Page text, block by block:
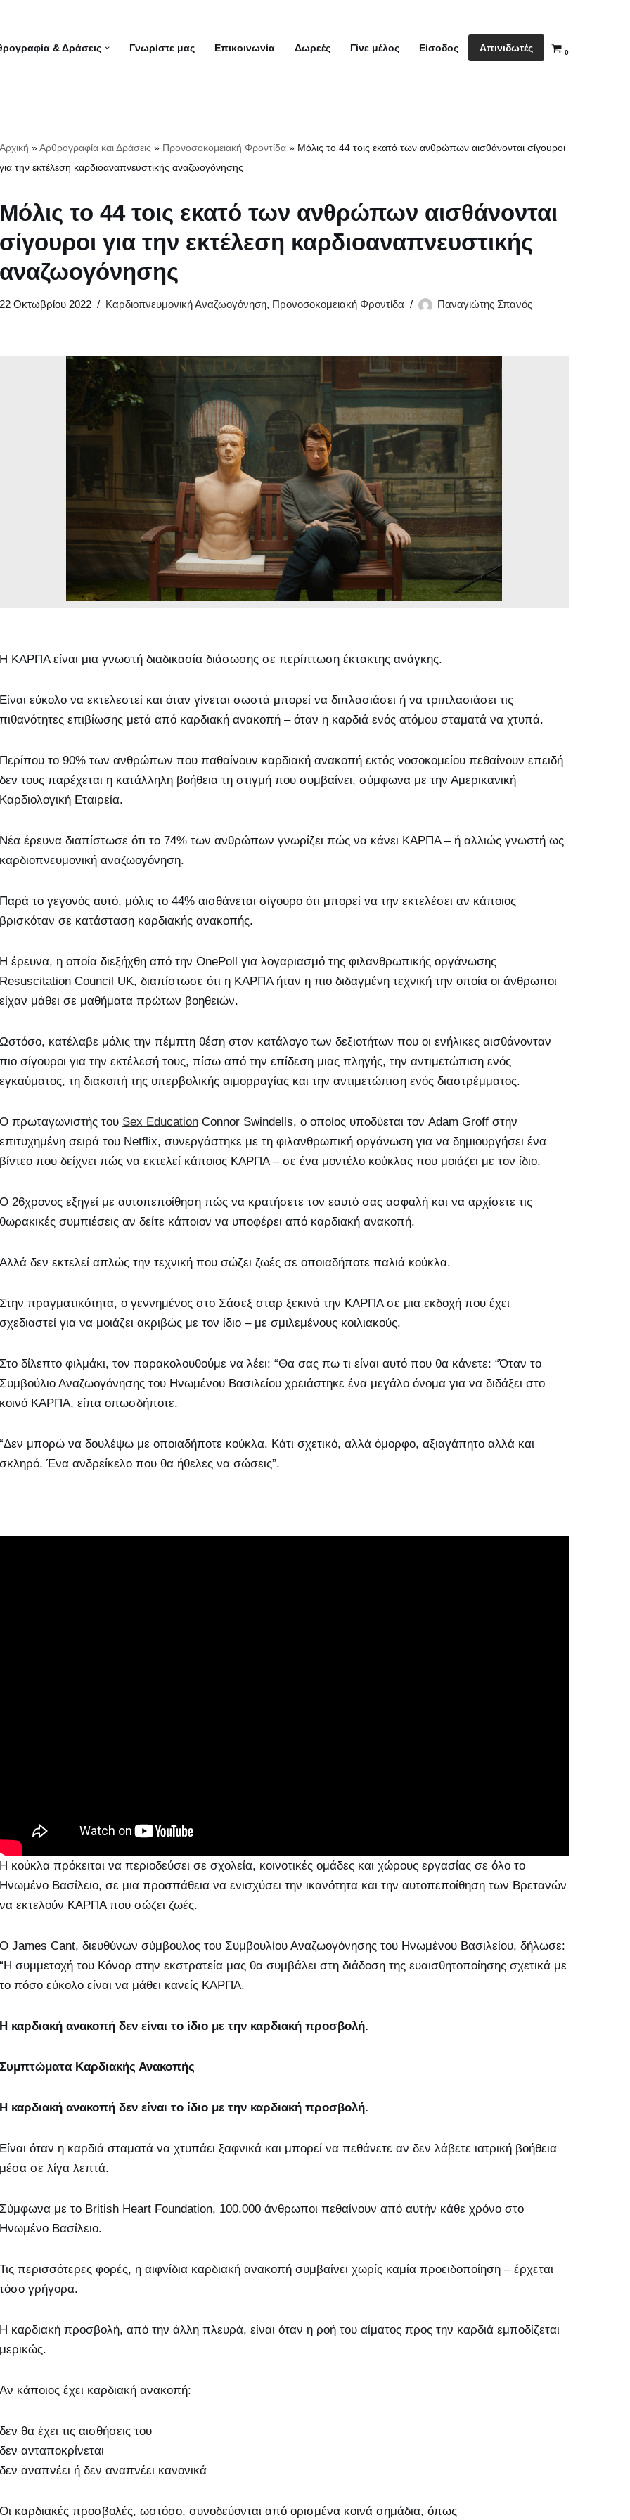
& Δράσεις Γνωρίστε μας Επικοινωνία Δωρεές Γίνε μέλος Είσοδος Απινιδωτές 0
Αρχική »Αρθρογραφία και Δράσεις » Προνοσοκομειακή Φροντίδα » Μόλις το 44 τοις εκατό των ανθρώπων αισθάνονται σίγουροι
για την εκτέλεση καρδιοαναπνευστικής αναζωογόνησης
Μόλις το 44 τοις εκατό των ανθρώπων αισθάνονται
σίγουροι για την εκτέλεση καρδιοαναπνευστικής
αναζωογόνησης
22 Οκτωβρίου 2022 Καρδιοπνευμονική Αναζωογόνηση, Προνοσοκομειακή Φροντίδα Παναγιώτης Σπανός
Η ΚΑΡΠΑ είναι μια γνωστή διαδικασία διάσωσης σε περίπτωση έκτακτης ανάγκης.
Είναι εύκολο να εκτελεστεί και όταν γίνεται σωστά μπορεί να διπλασιάσει ή να τριπλασιάσει τις
πιθανότητες επιβίωσης μετά από καρδιακή ανακοπή – όταν η καρδιά ενός ατόμου σταματά να χτυπά.
Περίπου το 90% των ανθρώπων που παθαίνουν καρδιακή ανακοπή εκτός νοσοκομείου πεθαίνουν επειδή
δεν τους παρέχεται η κατάλληλη βοήθεια τη στιγμή που συμβαίνει, σύμφωνα με την Αμερικανική
Καρδιολογική Εταιρεία.
Νέα έρευνα διαπίστωσε ότι το 74% των ανθρώπων γνωρίζει πώς να κάνει ΚΑΡΠΑ – ή αλλιώς γνωστή ως
καρδιοπνευμονική αναζωογόνηση.
Παρά το γεγονός αυτό, μόλις το 44% αισθάνεται σίγουρο ότι μπορεί να την εκτελέσει αν κάποιος
βρισκόταν σε κατάσταση καρδιακής ανακοπής.
Η έρευνα, η οποία διεξήχθη από την OnePoll για λογαριασμό της φιλανθρωπικής οργάνωσης
Resuscitation Council UK, διαπίστωσε ότι η ΚΑΡΠΑ ήταν η πιο διδαγμένη τεχνική την οποία οι άνθρωποι
είχαν μάθει σε μαθήματα πρώτων βοηθειών.
Ωστόσο, κατέλαβε μόλις την πέμπτη θέση στον κατάλογο των δεξιοτήτων που οι ενήλικες αισθάνονταν
πιο σίγουροι για την εκτέλεσή τους, πίσω από την επίδεση μιας πληγής, την αντιμετώπιση ενός
εγκαύματος, τη διακοπή της υπερβολικής αιμορραγίας και την αντιμετώπιση ενός διαστρέμματος.
Ο πρωταγωνιστής του Sex Education Connor Swindells, ο οποίος υποδύεται τον Adam Groff στην
επιτυχημένη σειρά του Netflix, συνεργάστηκε με τη φιλανθρωπική οργάνωση για να δημιουργήσει ένα
βίντεο που δείχνει πώς να εκτελεί κάποιος ΚΑΡΠΑ – σε ένα μοντέλο κούκλας που μοιάζει με τον ίδιο.
Ο 26χρονος εξηγεί με αυτοπεποίθηση πώς να κρατήσετε τον εαυτό σας ασφαλή και να αρχίσετε τις
θωρακικές συμπιέσεις αν δείτε κάποιον να υποφέρει από καρδιακή ανακοπή.
Αλλά δεν εκτελεί απλώς την τεχνική που σώζει ζωές σε οποιαδήποτε παλιά κούκλα.
Στην πραγματικότητα, ο γεννημένος στο Σάσεξ σταρ ξεκινά την ΚΑΡΠΑ σε μια εκδοχή που έχει
σχεδιαστεί για να μοιάζει ακριβώς με τον ίδιο – με σμιλεμένους κοιλιακούς.
Στο δίλεπτο φιλμάκι, τον παρακολουθούμε να λέει: “Θα σας πω τι είναι αυτό που θα κάνετε: “Όταν το
Συμβούλιο Αναζωογόνησης του Ηνωμένου Βασιλείου χρειάστηκε ένα μεγάλο όνομα για να διδάξει στο
κοινό ΚΑΡΠΑ, είπα οπωσδήποτε.
“Δεν μπορώ να δουλέψω με οποιαδήποτε κούκλα. Κάτι σχετικό, αλλά όμορφο, αξιαγάπητο αλλά και
σκληρό. Ένα ανδρείκελο που θα ήθελες να σώσεις”.
Η κούκλα πρόκειται να περιοδεύσει σε σχολεία, κοινοτικές ομάδες και χώρους εργασίας σε όλο το
Ηνωμένο Βασίλειο, σε μια προσπάθεια να ενισχύσει την ικανότητα και την αυτοπεποίθηση των Βρετανών
να εκτελούν ΚΑΡΠΑ που σώζει ζωές.
Ο James Cant, διευθύνων σύμβουλος του Συμβουλίου Αναζωογόνησης του Ηνωμένου Βασιλείου, δήλωσε:
“Η συμμετοχή του Κόνορ στην εκστρατεία μας θα συμβάλει στη διάδοση της ευαισθητοποίησης σχετικά με
το πόσο εύκολο είναι να μάθει κανείς ΚΑΡΠΑ.
Η καρδιακή ανακοπή δεν είναι το ίδιο με την καρδιακή προσβολή.
Συμπτώματα Καρδιακής Ανακοπής
Η καρδιακή ανακοπή δεν είναι το ίδιο με την καρδιακή προσβολή.
Είναι όταν η καρδιά σταματά να χτυπάει ξαφνικά και μπορεί να πεθάνετε αν δεν λάβετε ιατρική βοήθεια
μέσα σε λίγα λεπτά.
Σύμφωνα με το British Heart Foundation, 100.000 άνθρωποι πεθαίνουν από αυτήν κάθε χρόνο στο
Ηνωμένο Βασίλειο.
Τις περισσότερες φορές, η αιφνίδια καρδιακή ανακοπή συμβαίνει χωρίς καμία προειδοποίηση – έρχεται
τόσο γρήγορα.
Η καρδιακή προσβολή, από την άλλη πλευρά, είναι όταν η ροή του αίματος προς την καρδιά εμποδίζεται
μερικώς.
Αν κάποιος έχει καρδιακή ανακοπή:
δεν θα έχει τις αισθήσεις του
δεν ανταποκρίνεται
δεν αναπνέει ή δεν αναπνέει κανονικά
Οι καρδιακές προσβολές, ωστόσο, συνοδεύονται από ορισμένα κοινά σημάδια, όπως